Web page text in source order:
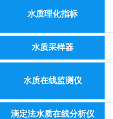
水质理化指标
水质采样器
水质在线监测仪
滴定法水质在线分析仪